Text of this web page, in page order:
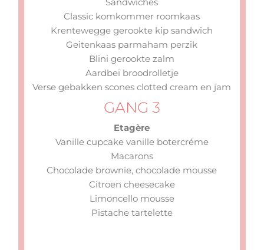
Classic komkommer roomkaas
Krentewegge gerookte kip sandwich
Geitenkaas parmaham perzik
Blini gerookte zalm
Aardbei broodrolletje
Verse gebakken scones clotted cream en jam
GANG 3
Etagère
Vanille cupcake vanille botercréme
Macarons
Chocolade brownie, chocolade mousse
Citroen cheesecake
Limoncello mousse
Pistache tartelette